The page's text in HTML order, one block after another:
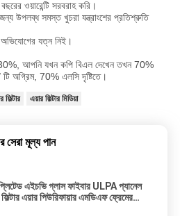
ওয়ারেন্টি সরবরাহ করি।
উপলব্ধ সমস্ত খুচরা যন্ত্রাংশের প্রতিশ্রুতি
যত্ন নিই।
আপনি যখন কপি বিএল দেখেন তখন 70%
অগ্রিম, 70% এলসি দৃষ্টিতে।
এয়ার ফিল্টার মিডিয়া
সেরা মূল্য পান
এইচভি গ্লাস ফাইবার ULPA প্যানেল
এয়ার পিউরিফায়ার এমডিএফ ফ্রেমের